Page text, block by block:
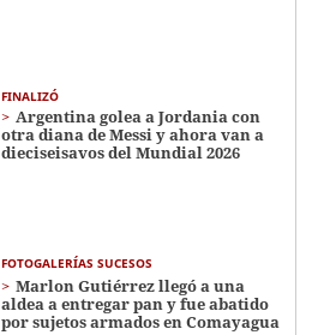
FINALIZÓ
Argentina golea a Jordania con
otra diana de Messi y ahora van a
dieciseisavos del Mundial 2026
FOTOGALERÍAS SUCESOS
Marlon Gutiérrez llegó a una
aldea a entregar pan y fue abatido
por sujetos armados en Comayagua